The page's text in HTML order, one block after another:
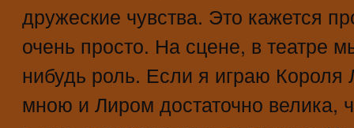
дружеские чувства. Это кажется
очень просто. На сцене, в театре
нибудь роль. Если я играю
мною и Лиром достаточно велика,